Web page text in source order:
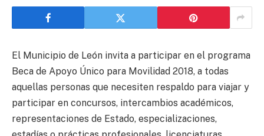
El Municipio de León invita a participar en el programa
Beca de Apoyo Único para Movilidad 2018, a todas
aquellas personas que necesiten respaldo para viajar y
participar en concursos, intercambios académicos,
representaciones de Estado, especializaciones,